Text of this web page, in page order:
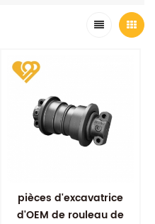
pièces d'excavatrice
d'OEM de rouleau de